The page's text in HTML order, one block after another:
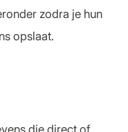
zodra je hun
opslaat.